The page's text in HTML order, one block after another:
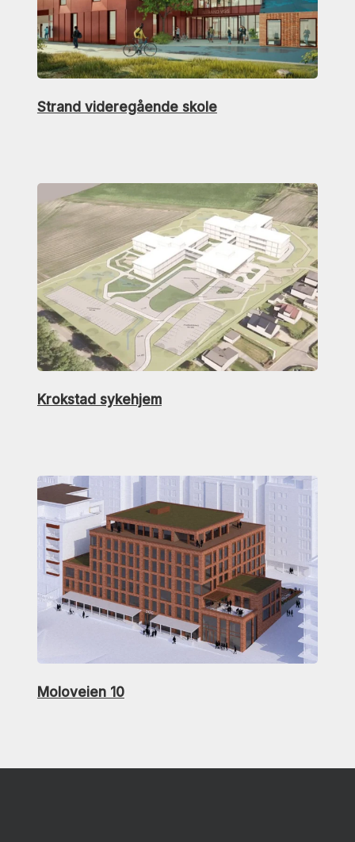
Strand videregående skole
Krokstad sykehjem
Moloveien 10